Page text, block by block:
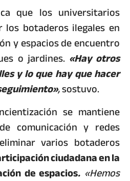
que los universitarios
botaderos ilegales en
y espacios de encuentro
o jardines. «Hay otros
y lo que hay que hacer
,sostuvo.
se mantiene
comunicación y redes
varios botaderos
ciudadana en la
de espacios. «Hemos